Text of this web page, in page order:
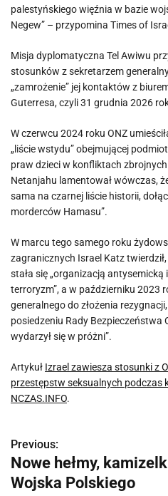
palestyńskiego więźnia w bazie
Negew” – przypomina Times of
Misja dyplomatyczna Tel Awiwu
stosunków z sekretarzem
„zamrożenie” jej kontaktów z
Guterresa, czyli 31 grudnia 2026
W czerwcu 2024 roku ONZ
„liście wstydu” obejmującej
praw dzieci w konfliktach
Netanjahu lamentował wówczas,
sama na czarnej liście historii,
morderców Hamasu”.
W marcu tego samego roku
zagranicznych Israel Katz
stała się „organizacją
terroryzm”, a w październiku 2023
generalnego do złożenia
posiedzeniu Rady Bezpieczeństwa
wydarzył się w próżni”.
Artykuł Izrael zawiesza stosunki z
przestępstw seksualnych podczas
NCZAS.INFO.
N
a
Previous:
Nowe hełmy,
Wojska Polskiego